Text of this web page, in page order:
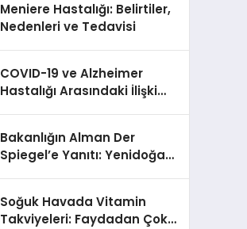
Meniere Hastalığı: Belirtiler,
Nedenleri ve Tedavisi
COVID-19 ve Alzheimer
Hastalığı Arasındaki İlişki
Bakanlığın Alman Der
Spiegel’e Yanıtı: Yenidoğan
Soğuk Havada Vitamin
Takviyeleri: Faydadan Çok